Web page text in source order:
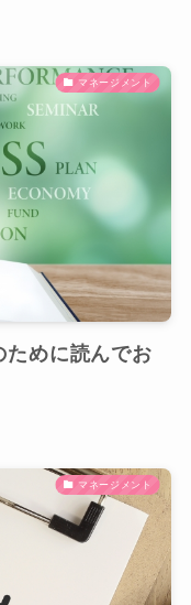
マネージメント
ために読んでお
マネージメント